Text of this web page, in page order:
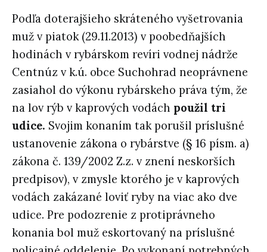
Podľa doterajšieho skráteného vyšetrovania
muž v piatok (29.11.2013) v poobedňajších
hodinách v rybárskom revíri vodnej nádrže
Centnúz v k.ú. obce Suchohrad neoprávnene
zasiahol do výkonu rybárskeho práva tým, že
na lov rýb v kaprových vodách použil tri
udice. Svojim konaním tak porušil príslušné
ustanovenie zákona o rybárstve (§ 16 písm. a)
zákona č. 139/2002 Z.z. v znení neskorších
predpisov), v zmysle ktorého je v kaprových
vodách zakázané loviť ryby na viac ako dve
udice. Pre podozrenie z protiprávneho
konania bol muž eskortovaný na príslušné